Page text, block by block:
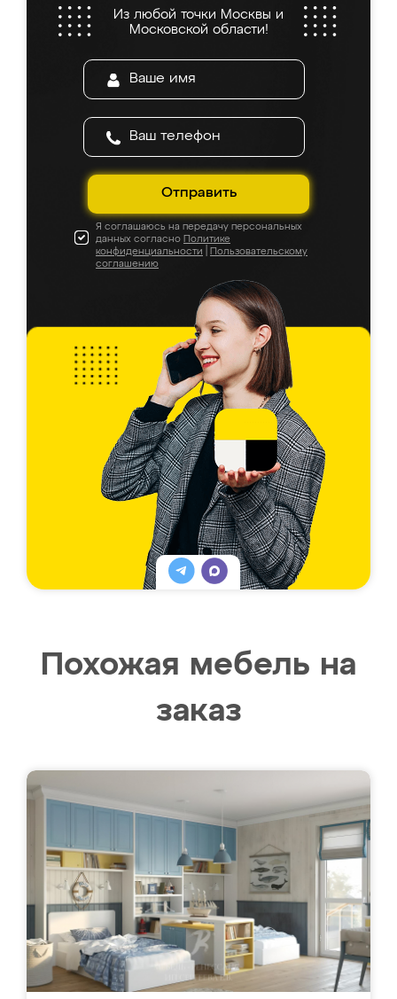
Из любой точки Москвы и
Московской области!
Отправить
Я соглашаюсь на передачу персональных
данных согласно Политике
конфиденциальности
Пользовательскому
соглашению
Похожая мебель на
заказ